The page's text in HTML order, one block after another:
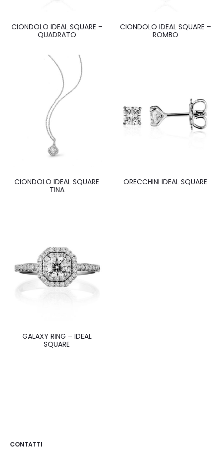
CIONDOLO IDEAL SQUARE –
QUADRATO
CIONDOLO IDEAL SQUARE –
ROMBO
CIONDOLO IDEAL SQUARE
TINA
ORECCHINI IDEAL SQUARE
GALAXY RING – IDEAL
SQUARE
CONTATTI